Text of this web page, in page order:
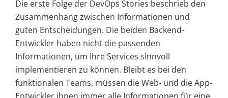
Die erste Folge der DevOps Stories beschrieb den
Zusammenhang zwischen Informationen und
guten Entscheidungen. Die beiden Backend-
Entwickler haben nicht die passenden
Informationen, um ihre Services sinnvoll
implementieren zu können. Bleibt es bei den
funktionalen Teams, müssen die Web- und die App-